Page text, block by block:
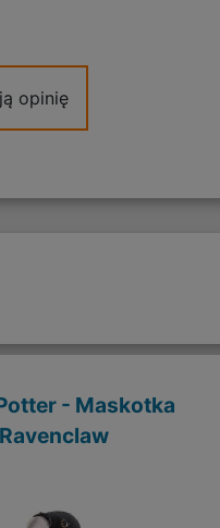
opinię
- Maskotka
Ravenclaw